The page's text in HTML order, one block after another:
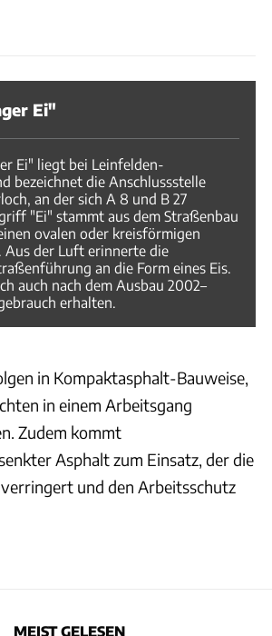
Ei"
Ei" liegt bei Leinfelden-
bezeichnet die Anschlussstelle
an der sich A 8 und B 27
"Ei" stammt aus dem Straßenbau
ovalen oder kreisförmigen
Aus der Luft erinnerte die
an die Form eines Eis.
auch nach dem Ausbau 2002–
erhalten.
in Kompaktasphalt-Bauweise,
in einem Arbeitsgang
Zudem kommt
Asphalt zum Einsatz, der die
verringert und den Arbeitsschutz
MEIST GELESEN